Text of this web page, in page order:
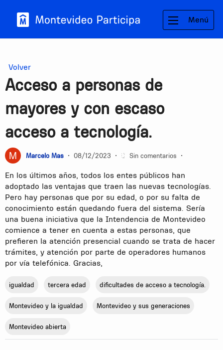
Menú
Volver
Acceso a personas de
mayores y con escaso
acceso a tecnología.
Marcelo Mas • 08/12/2023 • Sin comentarios •
En los últimos años, todos los entes públicos han
adoptado las ventajas que traen las nuevas tecnologías.
Pero hay personas que por su edad, o por su falta de
conocimiento están quedando fuera del sistema. Sería
una buena iniciativa que la Intendencia de Montevideo
comience a tener en cuenta a estas personas, que
prefieren la atención presencial cuando se trata de hacer
trámites, y atención por parte de operadores humanos
por vía telefónica. Gracias,
igualdad tercera edad dificultades de acceso a tecnología.
Montevideo y la igualdad Montevideo y sus generaciones
Montevideo abierta